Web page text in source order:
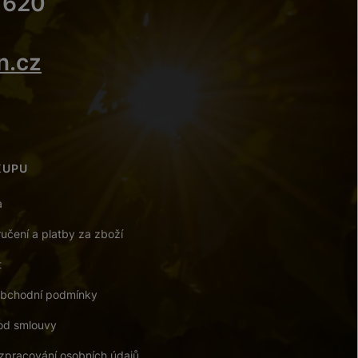
a platby za zboží
podmínky
smlouvy
osobních údajů